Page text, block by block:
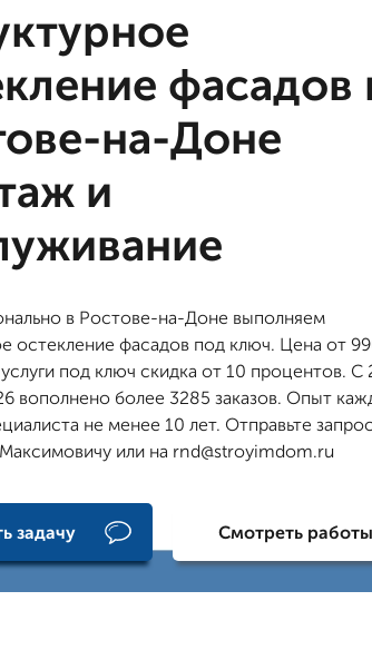
фасадов
на-Доне
и
в Ростове-на-Доне выполняем
остекление фасадов под ключ. Цена от
под ключ скидка от 10 процентов. С
вополнено более 3285 заказов. Опыт
не менее 10 лет. Отправьте
или на rnd@stroyimdom.ru
задачу Смотреть работы